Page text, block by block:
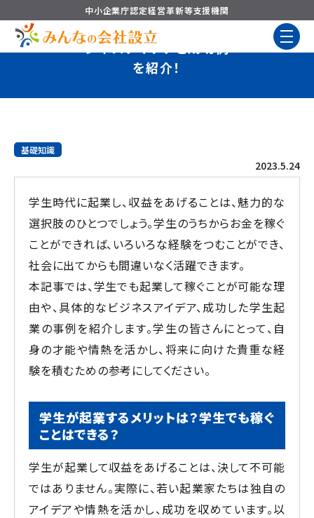
中小企業庁認定経営革新等支援機関
学生起業で稼ぐためのビ
ジネスアイデアと成功例
を紹介！
基礎知識
2023.5.24
学生時代に起業し、収益をあげることは、魅力的な
選択肢のひとつでしょう。学生のうちからお金を稼ぐ
ことができれば、いろいろな経験をつむことができ、
社会に出てからも間違いなく活躍できます。
本記事では、学生でも起業して稼ぐことが可能な理
由や、具体的なビジネスアイデア、成功した学生起
業の事例を紹介します。学生の皆さんにとって、自
身の才能や情熱を活かし、将来に向けた貴重な経
験を積むための参考にしてください。
学生が起業するメリットは？学生でも稼ぐ
ことはできる？
学生が起業して収益をあげることは、決して不可能
ではありません。実際に、若い起業家たちは独自の
アイデアや情熱を活かし、成功を収めています。以